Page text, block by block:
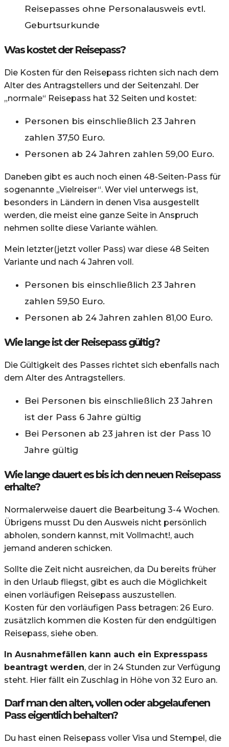
Reisepasses ohne Personalausweis evtl.
Geburtsurkunde
Was kostet der Reisepass?
Die Kosten für den Reisepass richten sich nach dem
Alter des Antragstellers und der Seitenzahl. Der
„normale“ Reisepass hat 32 Seiten und kostet:
Personen bis einschließlich 23 Jahren
zahlen 37,50 Euro.
Personen ab 24 Jahren zahlen 59,00 Euro.
Daneben gibt es auch noch einen 48-Seiten-Pass für
sogenannte „Vielreiser“. Wer viel unterwegs ist,
besonders in Ländern in denen Visa ausgestellt
werden, die meist eine ganze Seite in Anspruch
nehmen sollte diese Variante wählen.
Mein letzter(jetzt voller Pass) war diese 48 Seiten
Variante und nach 4 Jahren voll.
Personen bis einschließlich 23 Jahren
zahlen 59,50 Euro.
Personen ab 24 Jahren zahlen 81,00 Euro.
Wie lange ist der Reisepass gültig?
Die Gültigkeit des Passes richtet sich ebenfalls nach
dem Alter des Antragstellers.
Bei Personen bis einschließlich 23 Jahren
ist der Pass 6 Jahre gültig
Bei Personen ab 23 jahren ist der Pass 10
Jahre gültig
Wie lange dauert es bis ich den neuen Reisepass
erhalte?
Normalerweise dauert die Bearbeitung 3-4 Wochen.
Übrigens musst Du den Ausweis nicht persönlich
abholen, sondern kannst, mit Vollmacht!, auch
jemand anderen schicken.
Sollte die Zeit nicht ausreichen, da Du bereits früher
in den Urlaub fliegst, gibt es auch die Möglichkeit
einen vorläufigen Reisepass auszustellen.
Kosten für den vorläufigen Pass betragen: 26 Euro.
zusätzlich kommen die Kosten für den endgültigen
Reisepass, siehe oben.
In Ausnahmefällen kann auch ein Expresspass
beantragt werden, der in 24 Stunden zur Verfügung
steht. Hier fällt ein Zuschlag in Höhe von 32 Euro an.
Darf man den alten, vollen oder abgelaufenen
Pass eigentlich behalten?
Du hast einen Reisepass voller Visa und Stempel, die